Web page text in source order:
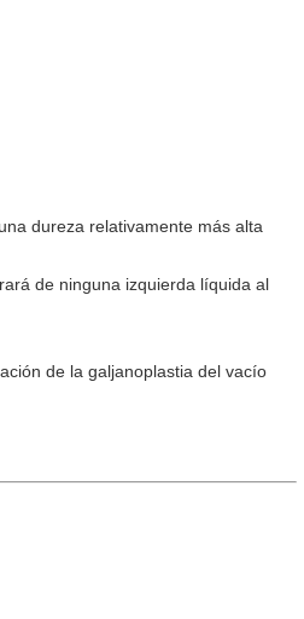
dureza relativamente más alta
de ninguna izquierda líquida al
de la galjanoplastia del vacío